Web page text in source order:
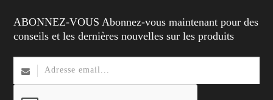
ABONNEZ-VOUS Abonnez-vous maintenant pour des
conseils et les dernières nouvelles sur les produits